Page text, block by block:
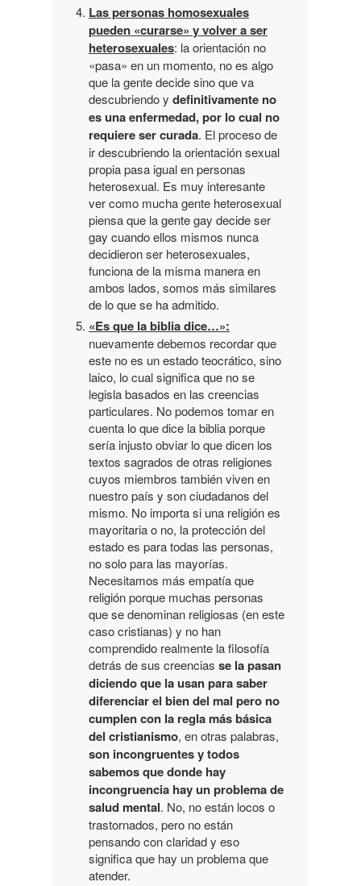
Las personas homosexuales
pueden «curarse» y volver a ser
heterosexuales: la orientación no
«pasa» en un momento, no es algo
que la gente decide sino que va
descubriendo y definitivamente no
es una enfermedad, por lo cual no
requiere ser curada. El proceso de
ir descubriendo la orientación sexual
propia pasa igual en personas
heterosexual. Es muy interesante
ver como mucha gente heterosexual
piensa que la gente gay decide ser
gay cuando ellos mismos nunca
decidieron ser heterosexuales,
funciona de la misma manera en
ambos lados, somos más similares
de lo que se ha admitido.
«Es que la biblia dice…»:
nuevamente debemos recordar que
este no es un estado teocrático, sino
laico, lo cual significa que no se
legisla basados en las creencias
particulares. No podemos tomar en
cuenta lo que dice la biblia porque
sería injusto obviar lo que dicen los
textos sagrados de otras religiones
cuyos miembros también viven en
nuestro país y son ciudadanos del
mismo. No importa si una religión es
mayoritaria o no, la protección del
estado es para todas las personas,
no solo para las mayorías.
Necesitamos más empatía que
religión porque muchas personas
que se denominan religiosas (en este
caso cristianas) y no han
comprendido realmente la filosofía
detrás de sus creencias se la pasan
diciendo que la usan para saber
diferenciar el bien del mal pero no
cumplen con la regla más básica
del cristianismo, en otras palabras,
son incongruentes y todos
sabemos que donde hay
incongruencia hay un problema de
salud mental. No, no están locos o
trastornados, pero no están
pensando con claridad y eso
significa que hay un problema que
atender.